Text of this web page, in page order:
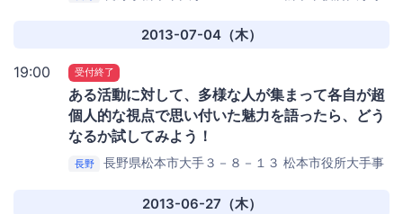
2013-07-04（木）
19:00 受付終了
ある活動に対して、多様な人が集まって各自が超
個人的な視点で思い付いた魅力を語ったら、どう
なるか試してみよう！
長野
長野県松本市大手３－８－１３ 松本市役所大手事
2013-06-27（木）